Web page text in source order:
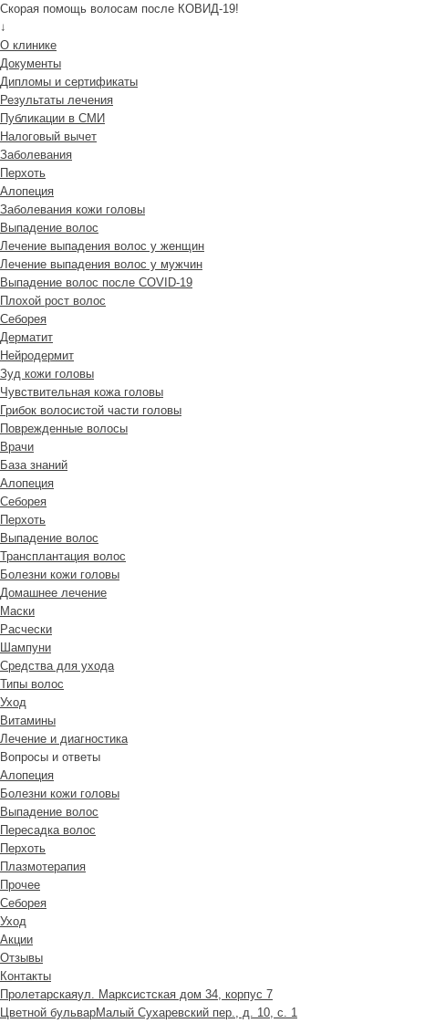
Скорая помощь волосам после КОВИД-19!
↓
О клинике
Документы
Дипломы и сертификаты
Результаты лечения
Публикации в СМИ
Налоговый вычет
Заболевания
Перхоть
Алопеция
Заболевания кожи головы
Выпадение волос
Лечение выпадения волос у женщин
Лечение выпадения волос у мужчин
Выпадение волос после COVID-19
Плохой рост волос
Cеборея
Дерматит
Нейродермит
Зуд кожи головы
Чувствительная кожа головы
Грибок волосистой части головы
Поврежденные волосы
Врачи
База знаний
Алопеция
Себорея
Перхоть
Выпадение волос
Трансплантация волос
Болезни кожи головы
Домашнее лечение
Маски
Расчески
Шампуни
Средства для ухода
Типы волос
Уход
Витамины
Лечение и диагностика
Вопросы и ответы
Алопеция
Болезни кожи головы
Выпадение волос
Пересадка волос
Перхоть
Плазмотерапия
Прочее
Себорея
Уход
Акции
Отзывы
Контакты
Пролетарскаяул. Марксистская дом 34, корпус 7
Цветной бульварМалый Сухаревский пер., д. 10, с. 1